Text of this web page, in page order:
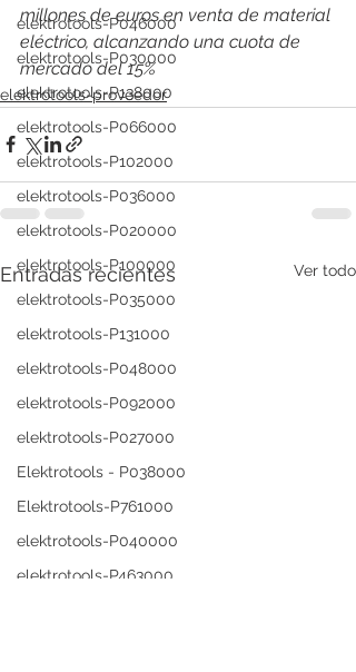
elektrotools-P046000
elektrotools-P030000
elektrotools-P138000
elektrotools-P066000
elektrotools-P102000
elektrotools-P036000
elektrotools-P020000
elektrotools-P100000
elektrotools-P035000
elektrotools-P131000
elektrotools-P048000
elektrotools-P092000
elektrotools-P027000
Elektrotools - P038000
Elektrotools-P761000
elektrotools-P040000
elektrotools-P463000
millones de euros en venta de material
eléctrico, alcanzando una cuota de
mercado del 15%
elektrotools-proveedor
Entradas recientes Ver todo